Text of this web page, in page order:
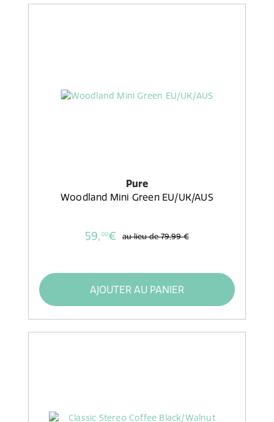
Pure
Woodland Mini Green EU/UK/AUS
59,00€ au lieu de79,99 €
AJOUTER AU PANIER